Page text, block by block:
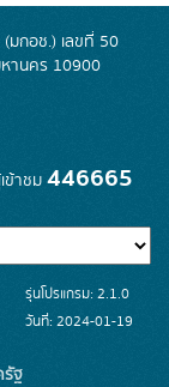
มกอช.) เลขที่ 50
านคร 10900
ข้าชม446665
ฐ
รุ่นโปรแกรม: 2.1.0
วันที่: 2024-01-19